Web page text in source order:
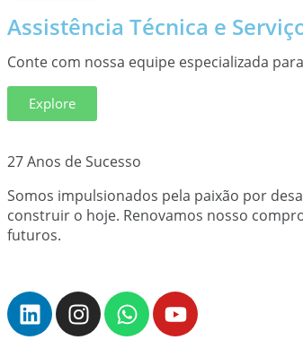
Assistência Técnica e
Conte com nossa equipe especializada
Explore
27 Anos de Sucesso
Somos impulsionados pela paixão por
construir o hoje. Renovamos nosso
futuros.